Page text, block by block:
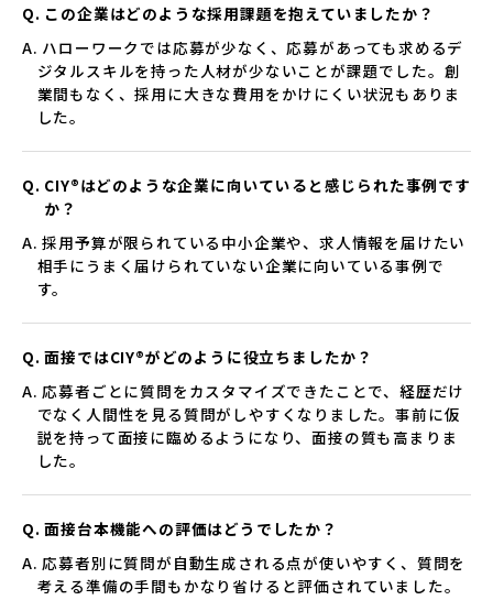
Q. この企業はどのような採用課題を抱えていましたか？
A. ハローワークでは応募が少なく、応募があっても求めるデ
ジタルスキルを持った人材が少ないことが課題でした。創
業間もなく、採用に大きな費用をかけにくい状況もありま
した。
Q. CIY®はどのような企業に向いていると感じられた事例です
か？
A. 採用予算が限られている中小企業や、求人情報を届けたい
相手にうまく届けられていない企業に向いている事例で
す。
Q. 面接ではCIY®がどのように役立ちましたか？
A. 応募者ごとに質問をカスタマイズできたことで、経歴だけ
でなく人間性を見る質問がしやすくなりました。事前に仮
説を持って面接に臨めるようになり、面接の質も高まりま
した。
Q. 面接台本機能への評価はどうでしたか？
A. 応募者別に質問が自動生成される点が使いやすく、質問を
考える準備の手間もかなり省けると評価されていました。